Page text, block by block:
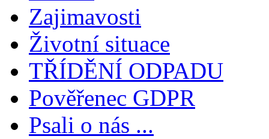
Zajimavosti
Životní situace
TŘÍDĚNÍ ODPADU
Pověřenec GDPR
Psali o nás ...